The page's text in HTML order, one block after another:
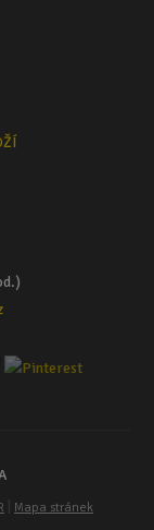
Mapa stránek